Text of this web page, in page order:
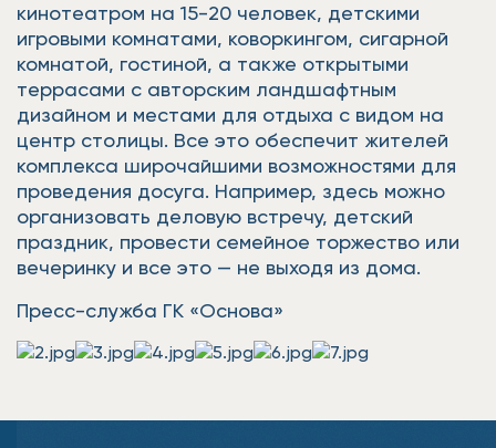
кинотеатром на 15-20 человек, детскими
игровыми комнатами, коворкингом, сигарной
комнатой, гостиной, а также открытыми
террасами с авторским ландшафтным
дизайном и местами для отдыха с видом на
центр столицы. Все это обеспечит жителей
комплекса широчайшими возможностями для
проведения досуга. Например, здесь можно
организовать деловую встречу, детский
праздник, провести семейное торжество или
вечеринку и все это — не выходя из дома.
Пресс-служба ГК «Основа»